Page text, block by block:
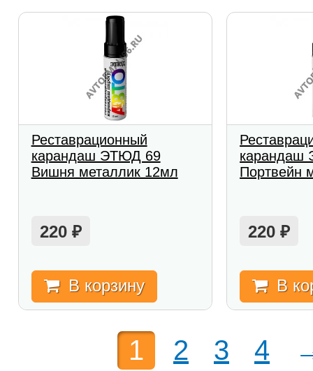
Реставрационный
карандаш ЭТЮД 69
Вишня металлик 12мл
220 ₽
В корзину
карандаш
Портвейн
220₽
В
1 2 3 4